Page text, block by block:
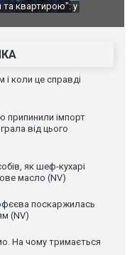
у полон
Салаха
Одесу
ураганним
коли це справді
припинили імпорт
від цього
як шеф-кухарі
масло (NV)
поскаржилась
(NV)
На чому тримається